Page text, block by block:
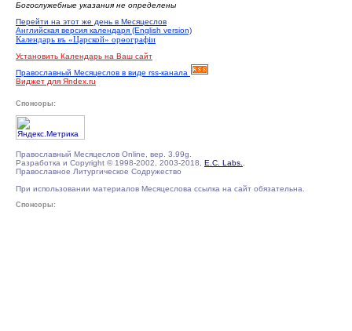
Богослужебные указания не определены
Перейти на этот же день в Месяцеслов
Английская версия календаря (English version)
Календарь въ «Царской» орѳографiи
Установить Календарь на Ваш сайт
Православный Месяцеслов в виде rss-канала
Виджет для Яndex.ru
Спонсоры:
Православный Месяцеслов Online, вер. 3.99g.
Разработка и Copyright © 1998-2002, 2003-2018, E.C. Labs.
Православное Литургическое Содружество
При использовании материалов Месяцеслова ссылка на сайт обязательна.
Спонсоры: